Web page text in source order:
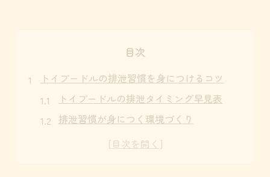
目次
トイプードルの排泄習慣を身につけるコツ
トイプードルの排泄タイミング早見表
排泄習慣が身につく環境づくり
毎日の声かけが排泄成功を導く